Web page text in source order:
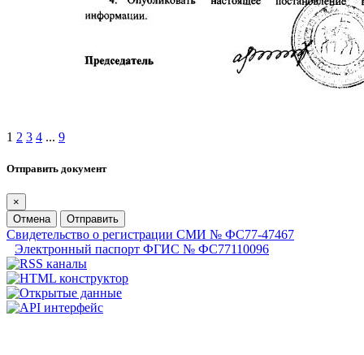
1 2 3 4 ... 9
Отправить документ
×
Отмена
Отправить
Свидетельство о регистрации СМИ № ФС77-47467
Электронный паспорт ФГИС № ФС77110096